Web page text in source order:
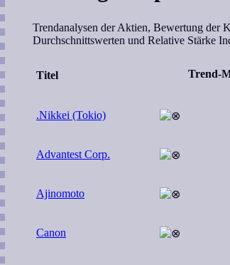
Trendanalysen der Aktien, Bewertung der
Durchschnittswerten und Relative Stärke
Titel Trend-
.Nikkei (Tokio)
Advantest Corp.
Ajinomoto
Canon